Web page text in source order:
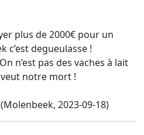
plus de 2000€ pour un
c’est degueulasse !
n’est pas des vaches à lait
notre mort !
(Molenbeek, 2023-09-18)